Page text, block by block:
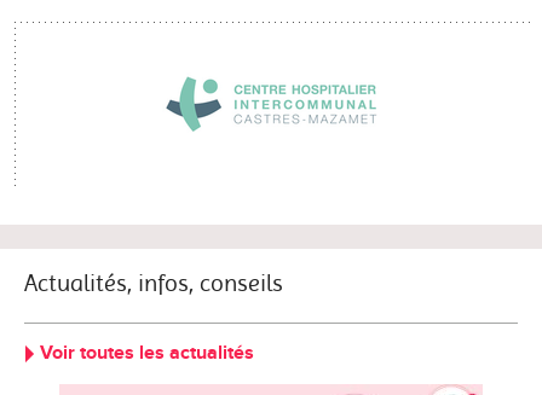
Actualités, infos, conseils
Voir toutes les actualités